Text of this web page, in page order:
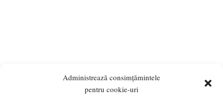
Administrează consimțămintele
pentru cookie-uri